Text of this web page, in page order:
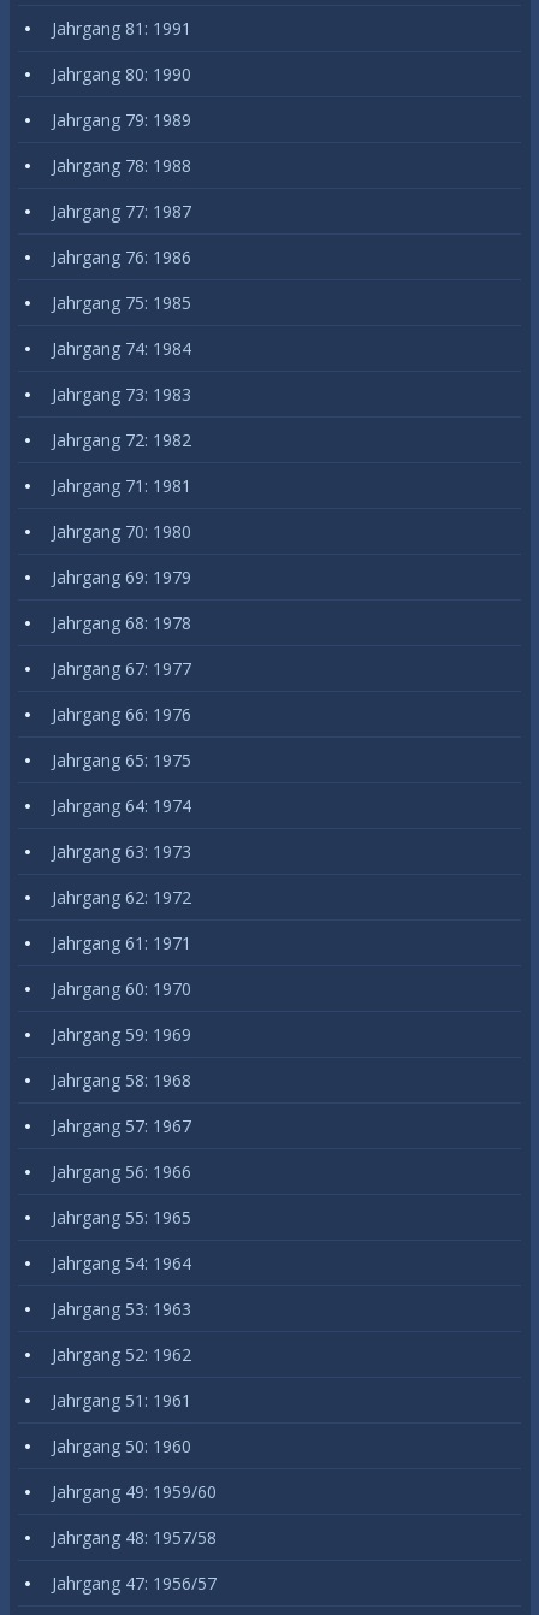
Jahrgang 81: 1991
Jahrgang 80: 1990
Jahrgang 79: 1989
Jahrgang 78: 1988
Jahrgang 77: 1987
Jahrgang 76: 1986
Jahrgang 75: 1985
Jahrgang 74: 1984
Jahrgang 73: 1983
Jahrgang 72: 1982
Jahrgang 71: 1981
Jahrgang 70: 1980
Jahrgang 69: 1979
Jahrgang 68: 1978
Jahrgang 67: 1977
Jahrgang 66: 1976
Jahrgang 65: 1975
Jahrgang 64: 1974
Jahrgang 63: 1973
Jahrgang 62: 1972
Jahrgang 61: 1971
Jahrgang 60: 1970
Jahrgang 59: 1969
Jahrgang 58: 1968
Jahrgang 57: 1967
Jahrgang 56: 1966
Jahrgang 55: 1965
Jahrgang 54: 1964
Jahrgang 53: 1963
Jahrgang 52: 1962
Jahrgang 51: 1961
Jahrgang 50: 1960
Jahrgang 49: 1959/60
Jahrgang 48: 1957/58
Jahrgang 47: 1956/57